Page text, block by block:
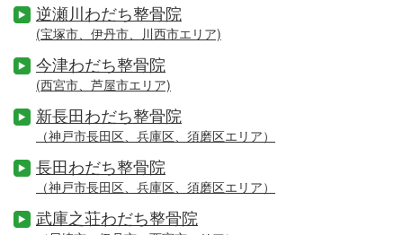
逆瀬川わだち整骨院
(宝塚市、伊丹市、川西市エリア)
今津わだち整骨院
(西宮市、芦屋市エリア)
新長田わだち整骨院
（神戸市長田区、兵庫区、須磨区エリア）
長田わだち整骨院
（神戸市長田区、兵庫区、須磨区エリア）
武庫之荘わだち整骨院